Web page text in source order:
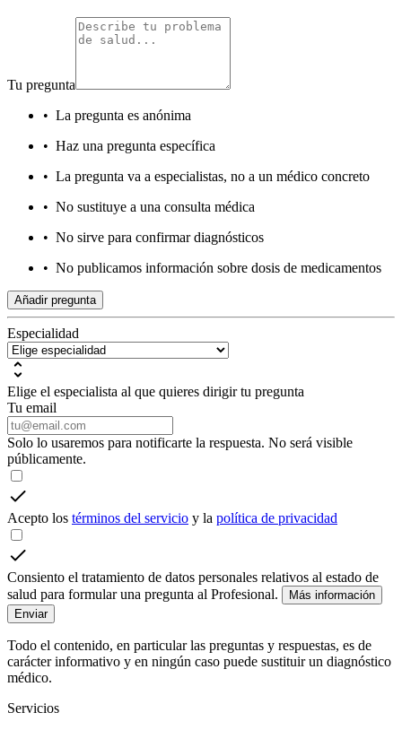
Tu pregunta
• La pregunta es anónima
• Haz una pregunta específica
• La pregunta va a especialistas, no a un médico concreto
• No sustituye a una consulta médica
• No sirve para confirmar diagnósticos
• No publicamos información sobre dosis de medicamentos
Añadir pregunta
Especialidad
Elige el especialista al que quieres dirigir tu pregunta
Tu email
Solo lo usaremos para notificarte la respuesta. No será visible
públicamente.
Acepto los términos del servicio y la política de privacidad
Consiento el tratamiento de datos personales relativos al estado de
salud para formular una pregunta al Profesional.
Más información
Enviar
Todo el contenido, en particular las preguntas y respuestas, es de
carácter informativo y en ningún caso puede sustituir un diagnóstico
médico.
Servicios